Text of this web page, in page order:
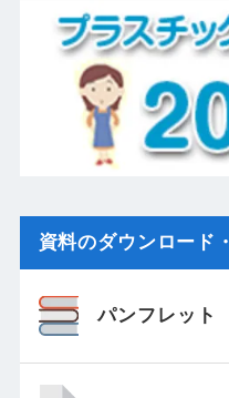
資料のダウンロード
パンフレット